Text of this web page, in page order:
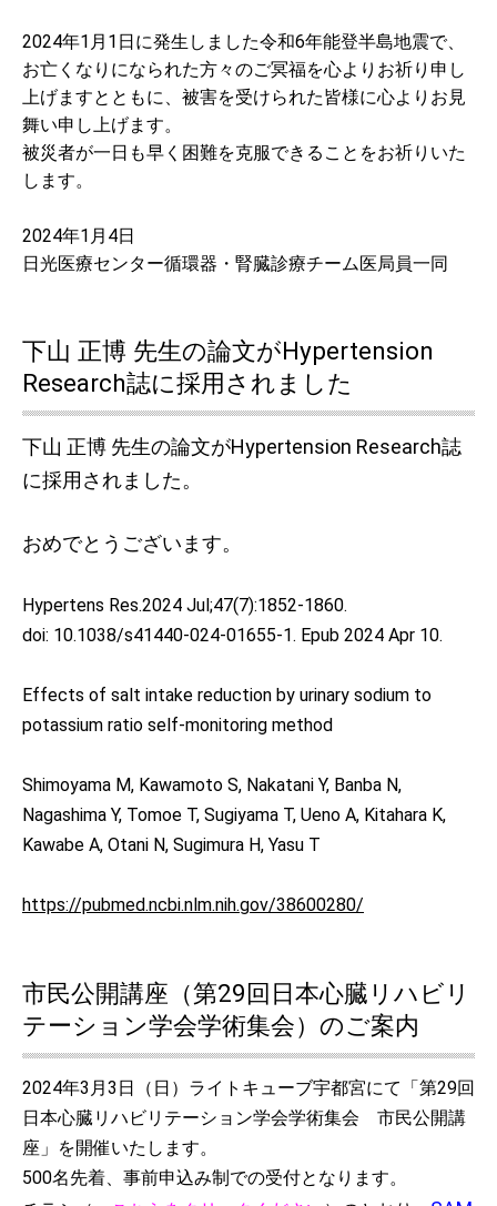
2024年1 月 1 日に発生しました令和6年能登半島地震で、
お亡くなりになられた方々のご冥福を心よりお祈り申し
上げますとともに、被害を受けられた皆様に心よりお見
舞い申し上げます。
被災者が一日も早く困難を克服できることをお祈りいた
します。
2024年1月4日
日光医療センター循環器・腎臓診療チーム医局員一同
下山 正博 先生の論文がHypertension
Research誌に採用されました
下山 正博 先生の論文がHypertension Research誌
に採用されました。
おめでとうございます。
Hypertens Res.2024 Jul;47(7):1852-1860.
doi: 10.1038/s41440-024-01655-1. Epub 2024 Apr 10.
Effects of salt intake reduction by urinary sodium to
potassium ratio self-monitoring method
Shimoyama M, Kawamoto S, Nakatani Y, Banba N,
Nagashima Y, Tomoe T, Sugiyama T, Ueno A, Kitahara K,
Kawabe A, Otani N, Sugimura H, Yasu T
https://pubmed.ncbi.nlm.nih.gov/38600280/
市民公開講座（第29回日本心臓リハビリ
テーション学会学術集会）のご案内
2024年3月3日（日）ライトキューブ宇都宮にて「第29回
日本心臓リハビリテーション学会学術集会 市民公開講
座」を開催いたします。
500名先着、事前申込み制での受付となります。